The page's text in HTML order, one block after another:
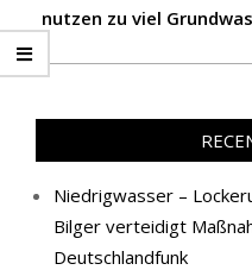
nutzen zu viel
Niedrigwasser –
Bilger verteidigt
Deutschlandfunk